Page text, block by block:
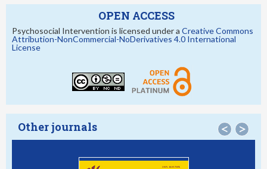
OPEN ACCESS
Psychosocial Intervention is licensed under a Creative Commons
Attribution-NonCommercial-NoDerivatives 4.0 International
License
Other journals < >